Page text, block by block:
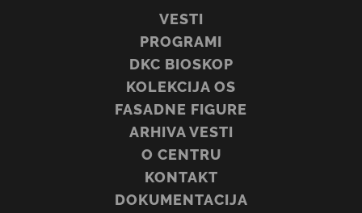
VESTI
PROGRAMI
DKC BIOSKOP
KOLEKCIJA OS
FASADNE FIGURE
ARHIVA VESTI
O CENTRU
KONTAKT
DOKUMENTACIJA